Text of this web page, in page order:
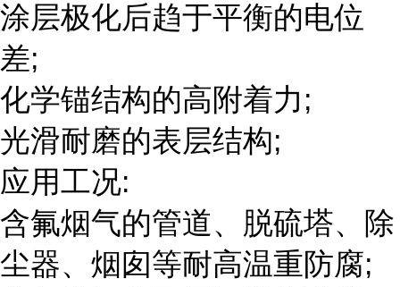
涂层极化后趋于平衡的电位
差;
化学锚结构的高附着力;
光滑耐磨的表层结构;
应用工况:
含氟烟气的管道、脱硫塔、除
尘器、烟囱等耐高温重防腐;